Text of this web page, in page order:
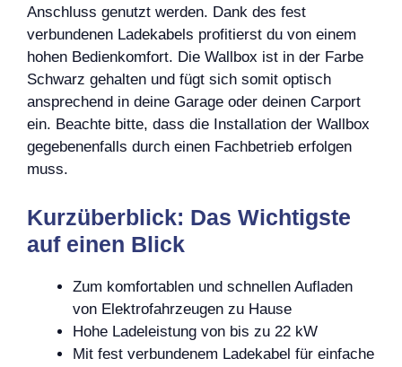
Anschluss genutzt werden. Dank des fest
verbundenen Ladekabels profitierst du von einem
hohen Bedienkomfort. Die Wallbox ist in der Farbe
Schwarz gehalten und fügt sich somit optisch
ansprechend in deine Garage oder deinen Carport
ein. Beachte bitte, dass die Installation der Wallbox
gegebenenfalls durch einen Fachbetrieb erfolgen
muss.
Kurzüberblick: Das Wichtigste
auf einen Blick
Zum komfortablen und schnellen Aufladen
von Elektrofahrzeugen zu Hause
Hohe Ladeleistung von bis zu 22 kW
Mit fest verbundenem Ladekabel für einfache